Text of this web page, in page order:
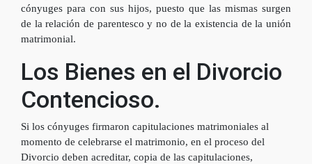
cónyuges para con sus hijos, puesto que las mismas surgen
de la relación de parentesco y no de la existencia de la unión
matrimonial.
Los Bienes en el Divorcio
Contencioso.
Si los cónyuges firmaron capitulaciones matrimoniales al
momento de celebrarse el matrimonio, en el proceso del
Divorcio deben acreditar, copia de las capitulaciones,